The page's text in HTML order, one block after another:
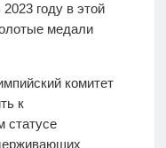
году в этой
медали
комитет
к
статусе